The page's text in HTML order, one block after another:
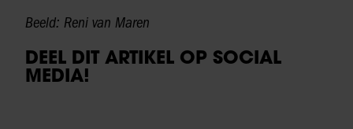
Beeld: Reni van Maren
DEEL DIT ARTIKEL OP SOCIAL
MEDIA!